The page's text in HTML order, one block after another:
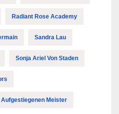
Radiant Rose Academy
Sandra Lau
Sonja Ariel Von Staden
Meister